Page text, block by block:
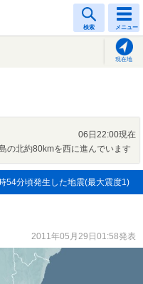
検索 メニュー
現在地
06日22:00現在
の北約80kmを西に進んでいます
54分頃発生した地震(最大震度1)
2011年05月29日01:58発表